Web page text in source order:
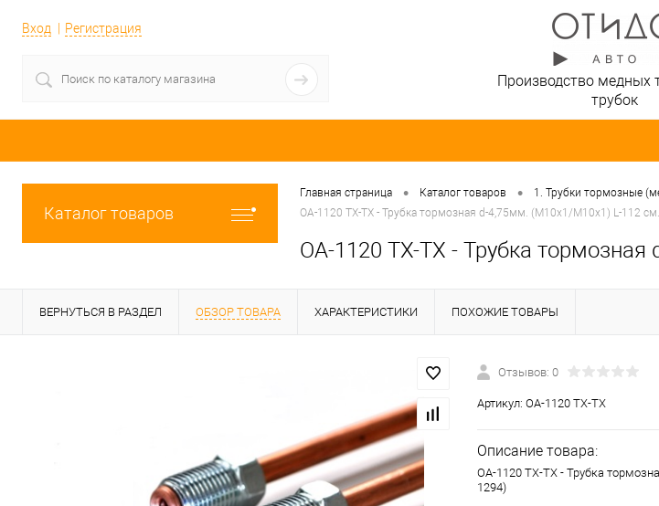
Вход Регистрация
Производство медных
трубок
Каталог товаров
Главная страница • Каталог товаров • 1. Трубки тормозные
OA-1120 TX-TX - Трубка тормозная d-4,75мм. (М10х1/М10х1) L-112
OA-1120 TX-TX - Трубка
ВЕРНУТЬСЯ В РАЗДЕЛ ОБЗОР ТОВАРА ХАРАКТЕРИСТИКИ ПОХОЖИЕ ТОВАРЫ
Отзывов: 0
Артикул: OA-1120 TX-TX
Описание товара:
OA-1120 TX-TX - Трубка
1294)